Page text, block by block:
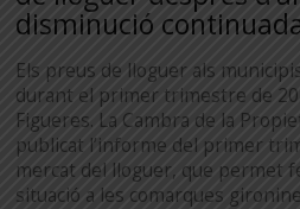
disminució
Els preus de lloguer als
durant el primer trimestre de
Figueres. La Cambra de la
publicat l’informe del primer
mercat del lloguer, que permet
situació a les comarques